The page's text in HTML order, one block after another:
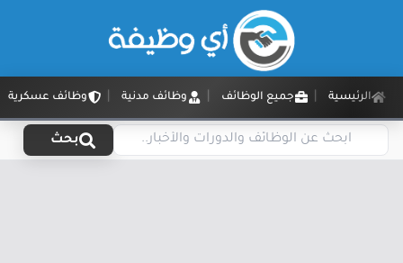
الرئيسية جميع الوظائف وظائف مدنية وظائف عسكرية
بحث